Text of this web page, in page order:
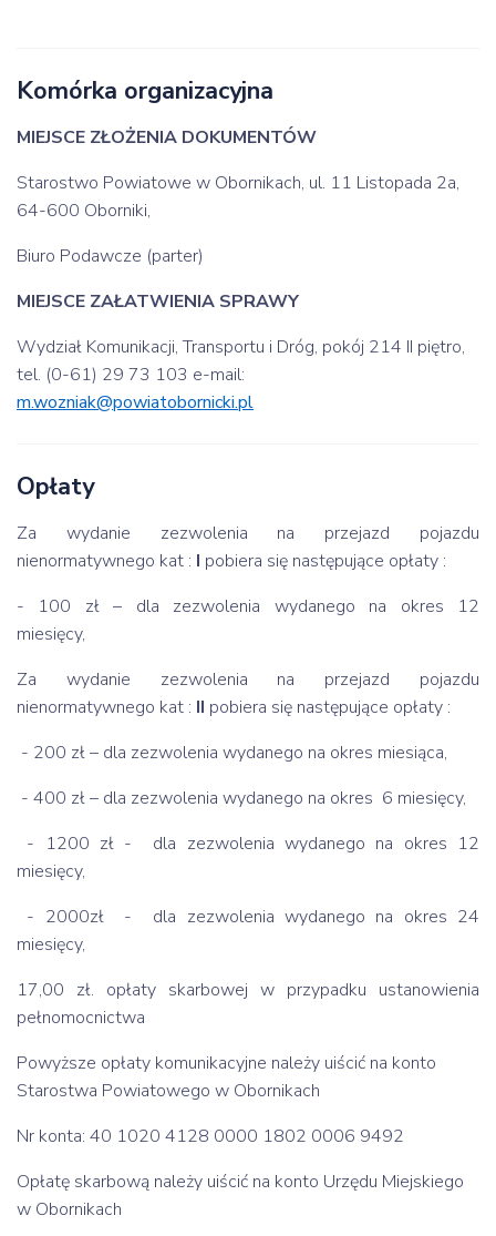
Komórka organizacyjna
MIEJSCE ZŁOŻENIA DOKUMENTÓW
Starostwo Powiatowe w Obornikach, ul. 11 Listopada 2a,
64-600 Oborniki,
Biuro Podawcze (parter)
MIEJSCE ZAŁATWIENIA SPRAWY
Wydział Komunikacji, Transportu i Dróg, pokój 214 II piętro,
tel. (0-61) 29 73 103 e-mail:
m.wozniak@powiatobornicki.pl
Opłaty
Za wydanie zezwolenia na przejazd pojazdu
nienormatywnego kat : I pobiera się następujące opłaty :
- 100 zł – dla zezwolenia wydanego na okres 12
miesięcy,
Za wydanie zezwolenia na przejazd pojazdu
nienormatywnego kat : II pobiera się następujące opłaty :
- 200 zł – dla zezwolenia wydanego na okres miesiąca,
- 400 zł – dla zezwolenia wydanego na okres 6 miesięcy,
- 1200 zł - dla zezwolenia wydanego na okres 12
miesięcy,
- 2000zł - dla zezwolenia wydanego na okres 24
miesięcy,
17,00 zł. opłaty skarbowej w przypadku ustanowienia
pełnomocnictwa
Powyższe opłaty komunikacyjne należy uiścić na konto
Starostwa Powiatowego w Obornikach
Nr konta: 40 1020 4128 0000 1802 0006 9492
Opłatę skarbową należy uiścić na konto Urzędu Miejskiego
w Obornikach